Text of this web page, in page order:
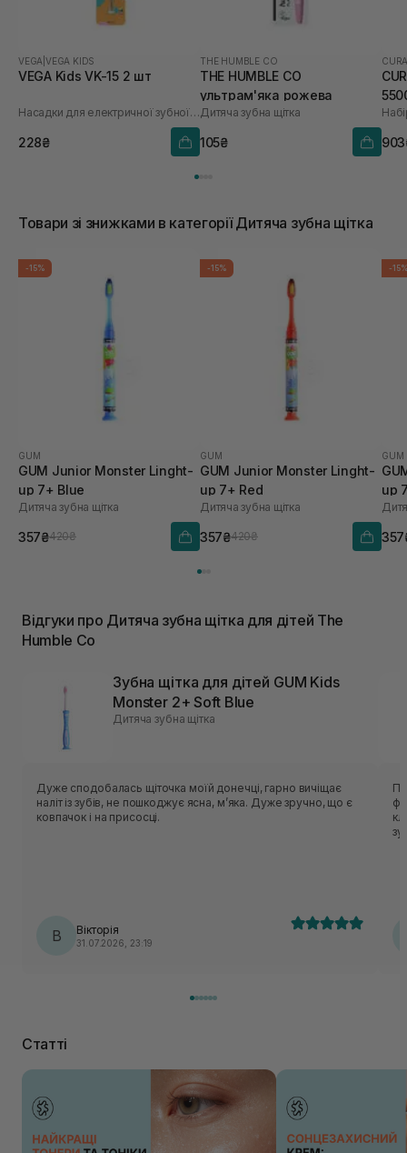
VEGA |VEGA KIDS
VEGA Kids VK-15 2 шт
Насадки для електричної зубної щітки
228₴
THE HUMBLE CO
THE HUMBLE CO
ультрам'яка рожева
Дитяча зубна щітка
105₴
Товари зі знижками в категорії Дитяча зубна щітка
-15%
GUM
GUM Junior Monster Linght-
up 7+ Blue
Дитяча зубна щітка
357₴420₴
-15%
GUM
GUM Junior Monster Linght-
up 7+ Red
Дитяча зубна щітка
357₴420₴
-
GUM
up
Відгуки про Дитяча зубна щітка для дітей The
Humble Co
Зубна щітка для дітей GUM Kids
Monster 2+ Soft Blue
Дитяча зубна щітка
Дуже сподобалась щіточка моїй донечці, гарно вичіщає
наліт із зубів, не пошкоджує ясна, мʼяка. Дуже зручно, що є
ковпачок і на присосці.
В Вікторія
31.07.2026, 23:19
Статті